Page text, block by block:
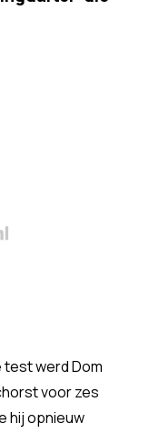
test werd Dom
voor zes
hij opnieuw